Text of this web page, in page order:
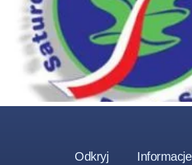
Odkryj Informacje